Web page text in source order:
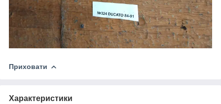
Приховати
Характеристики